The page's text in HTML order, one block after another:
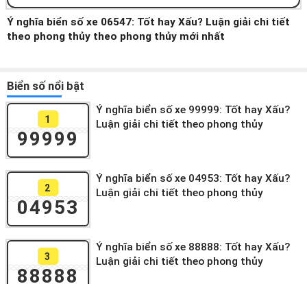
Ý nghĩa biển số xe 06547: Tốt hay Xấu? Luận giải chi tiết
theo phong thủy theo phong thủy mới nhất
Biển số nổi bật
1
99999
Ý nghĩa biển số xe 99999: Tốt hay Xấu?
Luận giải chi tiết theo phong thủy
2
04953
Ý nghĩa biển số xe 04953: Tốt hay Xấu?
Luận giải chi tiết theo phong thủy
3
88888
Ý nghĩa biển số xe 88888: Tốt hay Xấu?
Luận giải chi tiết theo phong thủy